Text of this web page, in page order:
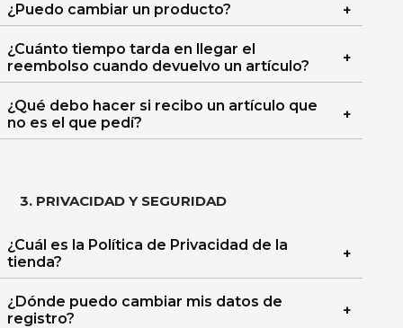
¿Puedo cambiar un producto?
¿Cuánto tiempo tarda en llegar el
reembolso cuando devuelvo un artículo?
¿Qué debo hacer si recibo un artículo que
no es el que pedí?
3. PRIVACIDAD Y SEGURIDAD
¿Cuál es la Política de Privacidad de la
tienda?
¿Dónde puedo cambiar mis datos de
registro?